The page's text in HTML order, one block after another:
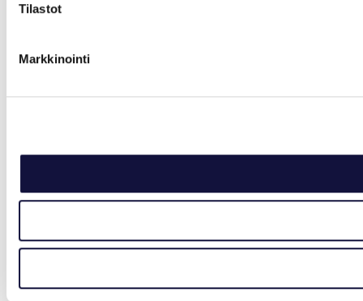
Tilastot
Markkinointi